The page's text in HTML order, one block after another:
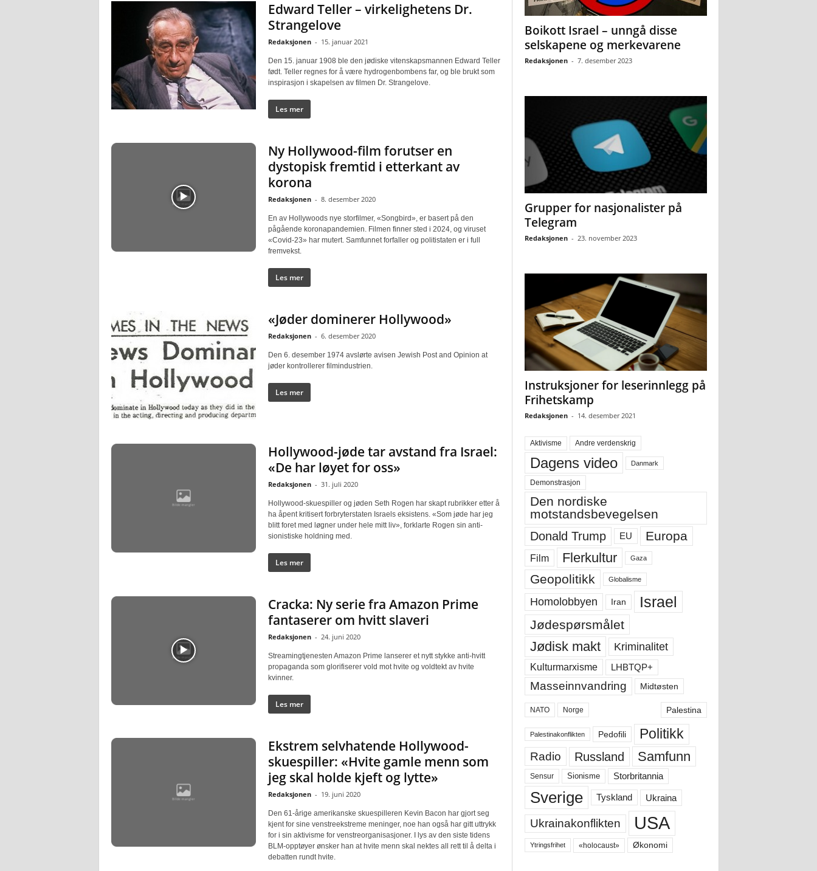
Edward Teller – virkelighetens Dr.
Strangelove
Redaksjonen - 15. januar 2021
Den 15. januar 1908 ble den jødiske vitenskapsmannen Edward Teller
født. Teller regnes for å være hydrogenbombens far, og ble brukt som
inspirasjon i skapelsen av filmen Dr. Strangelove.
Les mer
Ny Hollywood-film forutser en
dystopisk fremtid i etterkant av
korona
Redaksjonen - 8. desember 2020
En av Hollywoods nye storfilmer, «Songbird», er basert på den
pågående koronapandemien. Filmen finner sted i 2024, og viruset
«Covid-23» har mutert. Samfunnet forfaller og politistaten er i full
fremvekst.
Les mer
«Jøder dominerer Hollywood»
Redaksjonen - 6. desember 2020
Den 6. desember 1974 avslørte avisen Jewish Post and Opinion at
jøder kontrollerer filmindustrien.
Les mer
Hollywood-jøde tar avstand fra Israel:
«De har løyet for oss»
Redaksjonen - 31. juli 2020
Hollywood-skuespiller og jøden Seth Rogen har skapt rubrikker etter å
ha åpent kritisert forbryterstaten Israels eksistens. «Som jøde har jeg
blitt foret med løgner under hele mitt liv», forklarte Rogen sin anti-
sionistiske holdning med.
Les mer
Cracka: Ny serie fra Amazon Prime
fantaserer om hvitt slaveri
Redaksjonen - 24. juni 2020
Streamingtjenesten Amazon Prime lanserer et nytt stykke anti-hvitt
propaganda som glorifiserer vold mot hvite og voldtekt av hvite
kvinner.
Les mer
Ekstrem selvhatende Hollywood-
skuespiller: «Hvite gamle menn som
jeg skal holde kjeft og lytte»
Redaksjonen - 19. juni 2020
Den 61-årige amerikanske skuespilleren Kevin Bacon har gjort seg
kjent for sine venstreekstreme meninger, noe han også har gitt uttrykk
for i sin aktivisme for venstreorganisasjoner. I lys av den siste tidens
BLM-opptøyer ønsker han at hvite menn skal nektes all rett til å delta i
debatten rundt hvite.
Boikott Israel – unngå disse
selskapene og merkevarene
Redaksjonen - 7. desember 2023
Grupper for nasjonalister på
Telegram
Redaksjonen - 23. november 2023
Instruksjoner for leserinnlegg på
Frihetskamp
Redaksjonen - 14. desember 2021
Aktivisme Andre verdenskrig
Dagens video Danmark
Demonstrasjon
Den nordiske
motstandsbevegelsen
Donald Trump EU Europa
Film Flerkultur Gaza
Geopolitikk Globalisme
Homolobbyen Iran Israel
Jødespørsmålet
Jødisk makt Kriminalitet
Kulturmarxisme LHBTQP+
Masseinnvandring Midtøsten
NATO Norge Palestina
Palestinakonflikten Pedofili Politikk
Radio Russland Samfunn
Sensur Sionisme Storbritannia
Sverige Tyskland Ukraina
Ukrainakonflikten USA
Ytringsfrihet «holocaust» Økonomi